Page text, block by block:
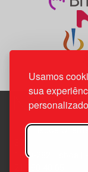
Usamos
sua
Edif. Lisboa
1800-282 Lisboa |